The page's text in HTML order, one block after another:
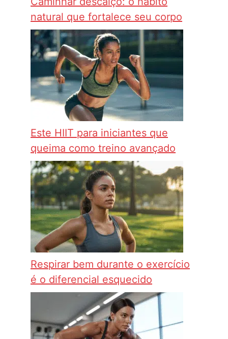
natural que fortalece seu corpo
Este HIIT para iniciantes que
queima como treino avançado
Respirar bem durante o exercício
é o diferencial esquecido